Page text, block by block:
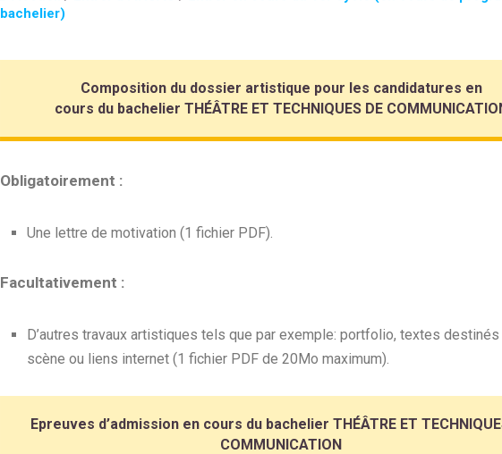
bachelier)
Composition du dossier artistique pour les candidatures en
cours du bachelier THÉÂTRE ET TECHNIQUES DE
Obligatoirement :
Une lettre de motivation (1 fichier PDF).
Facultativement :
D’autres travaux artistiques tels que par exemple: portfolio, textes destinés
scène ou liens internet (1 fichier PDF de 20Mo maximum).
Epreuves d’admission en cours du bachelier THÉÂTRE ET
COMMUNICATION